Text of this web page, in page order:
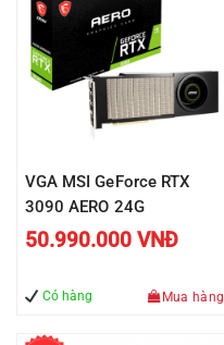
VGA MSI GeForce RTX
3090 AERO 24G
50.990.000 VNĐ
Có hàng Mua hàng